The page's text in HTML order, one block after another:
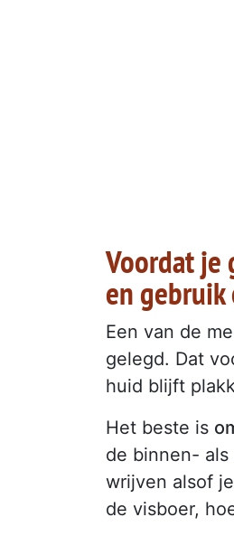
Voordat je
en
Een van de
gelegd. Dat
huid blijft
Het beste is
de binnen-
wrijven alsof
de visboer,